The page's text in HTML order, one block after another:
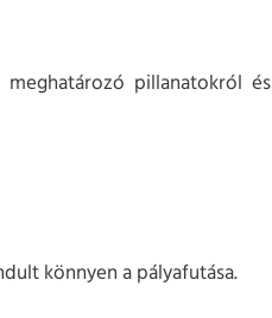
meghatározó pillanatokról és
könnyen a pályafutása.